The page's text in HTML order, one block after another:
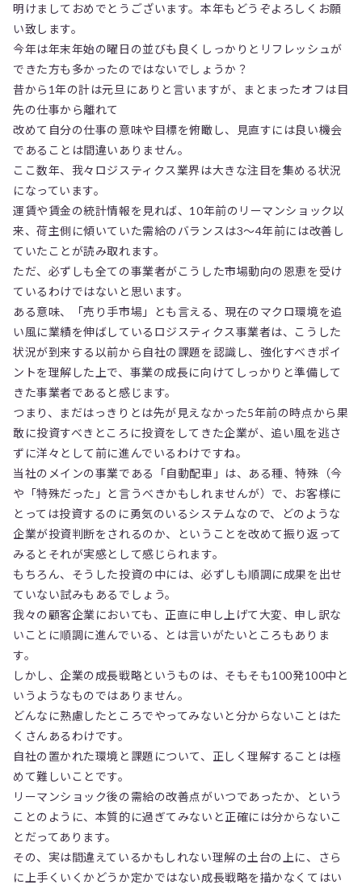
明けましておめでとうございます。本年もどうぞよろしくお願
い致します。
今年は年末年始の曜日の並びも良くしっかりとリフレッシュが
できた方も多かったのではないでしょうか？
昔から1年の計は元旦にありと言いますが、まとまったオフは目
先の仕事から離れて
改めて自分の仕事の意味や目標を俯瞰し、見直すには良い機会
であることは間違いありません。
ここ数年、我々ロジスティクス業界は大きな注目を集める状況
になっています。
運賃や賃金の統計情報を見れば、10年前のリーマンショック以
来、荷主側に傾いていた需給のバランスは3～4年前には改善し
ていたことが読み取れます。
ただ、必ずしも全ての事業者がこうした市場動向の恩恵を受け
ているわけではないと思います。
ある意味、「売り手市場」とも言える、現在のマクロ環境を追
い風に業績を伸ばしているロジスティクス事業者は、こうした
状況が到来する以前から自社の課題を認識し、強化すべきポイ
ントを理解した上で、事業の成長に向けてしっかりと準備して
きた事業者であると感じます。
つまり、まだはっきりとは先が見えなかった5年前の時点から果
敢に投資すべきところに投資をしてきた企業が、追い風を逃さ
ずに洋々として前に進んでいるわけですね。
当社のメインの事業である「自動配車」は、ある種、特殊（今
や「特殊だった」と言うべきかもしれませんが）で、お客様に
とっては投資するのに勇気のいるシステムなので、どのような
企業が投資判断をされるのか、ということを改めて振り返って
みるとそれが実感として感じられます。
もちろん、そうした投資の中には、必ずしも順調に成果を出せ
ていない試みもあるでしょう。
我々の顧客企業においても、正直に申し上げて大変、申し訳な
いことに順調に進んでいる、とは言いがたいところもありま
す。
しかし、企業の成長戦略というものは、そもそも100発100中と
いうようなものではありません。
どんなに熟慮したところでやってみないと分からないことはた
くさんあるわけです。
自社の置かれた環境と課題について、正しく理解することは極
めて難しいことです。
リーマンショック後の需給の改善点がいつであったか、という
ことのように、本質的に過ぎてみないと正確には分からないこ
とだってあります。
その、実は間違えているかもしれない理解の土台の上に、さら
に上手くいくかどうか定かではない成長戦略を描かなくてはい